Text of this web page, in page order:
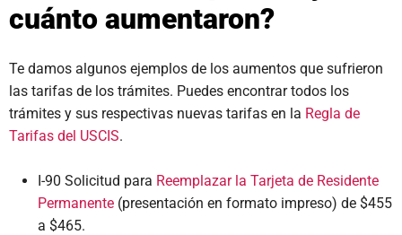
cuánto aumentaron?
Te damos algunos ejemplos de los aumentos que sufrieron
las tarifas de los trámites. Puedes encontrar todos los
trámites y sus respectivas nuevas tarifas en la Regla de
Tarifas del USCIS.
I-90 Solicitud para Reemplazar la Tarjeta de Residente
Permanente (presentación en formato impreso) de $455
a $465.